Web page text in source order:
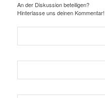
An der Diskussion beteiligen?
Hinterlasse uns deinen Kommentar!